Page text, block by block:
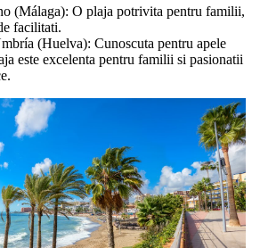
(Málaga): O plaja potrivita pentru familii,
facilitati.
(Huelva): Cunoscuta pentru apele
este excelenta pentru familii si pasionatii